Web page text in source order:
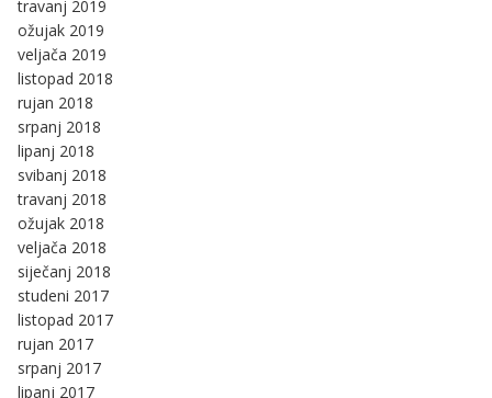
travanj 2019
ožujak 2019
veljača 2019
listopad 2018
rujan 2018
srpanj 2018
lipanj 2018
svibanj 2018
travanj 2018
ožujak 2018
veljača 2018
siječanj 2018
studeni 2017
listopad 2017
rujan 2017
srpanj 2017
lipanj 2017